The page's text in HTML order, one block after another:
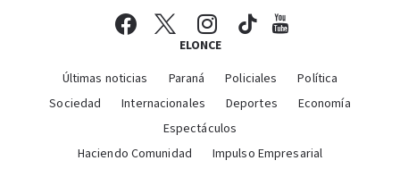
ELONCE
Últimas noticias Paraná Policiales
Política
Sociedad
Internacionales Deportes
Economía
Espectáculos
Haciendo Comunidad
Impulso Empresarial